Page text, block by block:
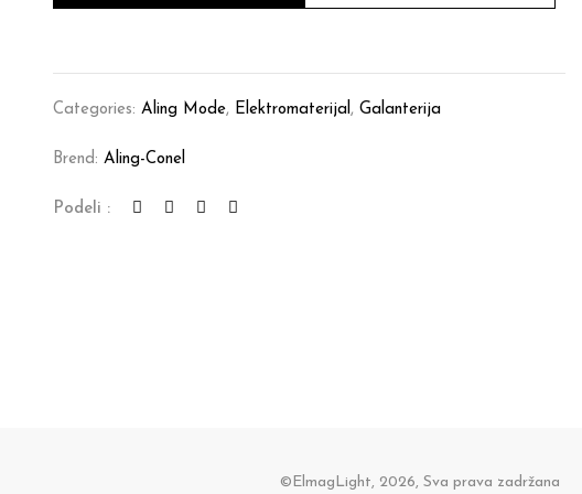
Categories: Aling Mode, Elektromaterijal, Galanterija
Brend: Aling-Conel
Podeli :
©ElmagLight, 2026, Sva prava zadržana